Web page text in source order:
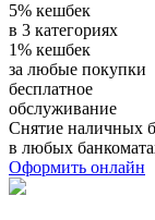
5% кешбек
в 3 категориях
1% кешбек
за любые покупки
бесплатное
обслуживание
Снятие наличных
в любых
Оформить онлайн